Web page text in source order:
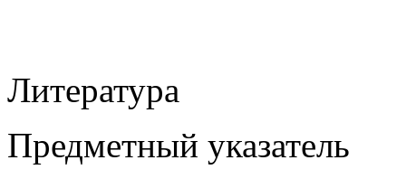
Литература
Предметный указатель